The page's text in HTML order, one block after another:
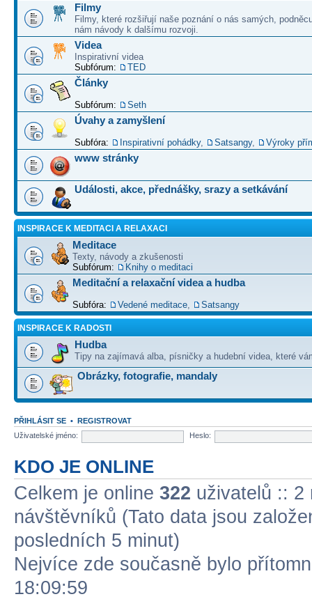
Filmy
Filmy, které rozšiřují naše poznání o nás samých,
nám návody k dalšímu rozvoji.
Videa
Inspirativní videa
Subfórum:
TED
Články
Subfórum: Seth
Úvahy a zamyšlení
Subfóra: Inspirativní pohádky, Satsangy, Výroky
www stránky
Události, akce, přednášky, srazy a setkávání
INSPIRACE K MEDITACI A RELAXACI
Meditace
Texty, návody a zkušenosti
Subfórum:
Knihy o meditaci
Meditační a relaxační videa a hudba
Subfóra: Vedené meditace Satsangy
INSPIRACE K RADOSTI
Hudba
Tipy na zajímavá alba, písničky a hudební videa, které
Obrázky, fotografie, mandaly
PŘIHLÁSIT SE • REGISTROVAT
Uživatelské jméno:
Heslo:
KDO JE ONLINE
Celkem je online 322 uživatelů :: 2
návštěvníků (Tato data jsou
posledních 5 minut)
Nejvíce zde současně bylo
18:09:59